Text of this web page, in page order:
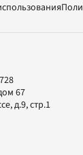
67
д.9, стр.1